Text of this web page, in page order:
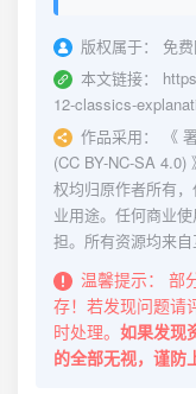
版权属于：
免
本文链接：
12-classics-
作品采用：
《
(CC BY-NC-SA 4.0)
权均归原作者所有
业用途。任何商业
担。所有资源均来自
温馨提示：
部
存！若发现问题请
时处理。 如果发现
的全部无视，谨防